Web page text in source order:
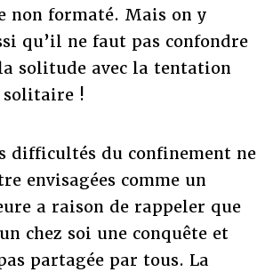
non formaté. Mais on y
qu’il ne faut pas confondre
solitude avec la tentation
solitaire !
difficultés du confinement ne
envisagées comme un
a raison de rappeler que
chez soi une conquête et
partagée par tous. La